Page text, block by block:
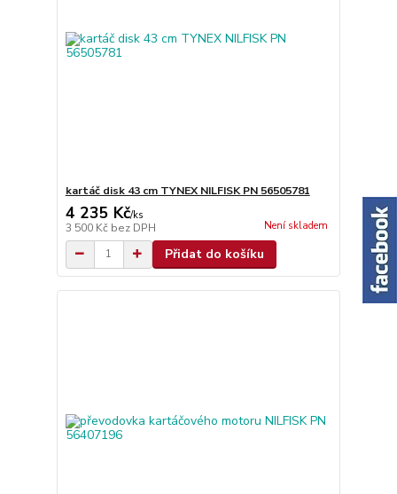
kartáč disk 43 cm TYNEX NILFISK PN 56505781
4 235 Kč/ks
3 500 Kč bez DPH Není skladem
Přidat do košíku